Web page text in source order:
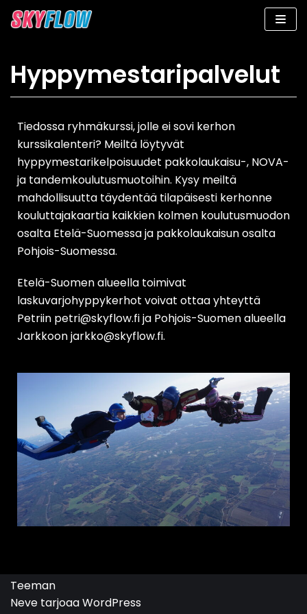
Siirry
suoraan
Hyppymestaripalvelut
Tiedossa ryhmäkurssi, jolle ei sovi kerhon
kurssikalenteri? Meiltä löytyvät
hyppymestarikelpoisuudet pakkolaukaisu-, NOVA-
ja tandemkoulutusmuotoihin. Kysy meiltä
mahdollisuutta täydentää tilapäisesti kerhonne
kouluttajakaartia kaikkien kolmen koulutusmuodon
osalta Etelä-Suomessa ja pakkolaukaisun osalta
Pohjois-Suomessa.
Etelä-Suomen alueella toimivat
laskuvarjohyppykerhot voivat ottaa yhteyttä
Petriin petri@skyflow.fi ja Pohjois-Suomen alueella
Jarkkoon jarkko@skyflow.fi.
Teeman
Neve tarjoaaWordPress